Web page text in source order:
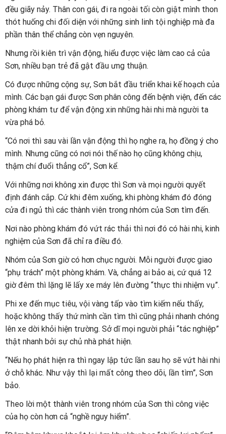
đều giãy nảy. Thân con gái, đi ra ngoài tối còn giật mình thon
thót huống chi đối diện với những sinh linh tội nghiệp mà đa
phần thân thể chẳng còn vẹn nguyên.
Nhưng rồi kiên trì vận động, hiểu được việc làm cao cả của
Sơn, nhiều bạn trẻ đã gật đầu ưng thuận.
Có được những cộng sự, Sơn bắt đầu triển khai kế hoạch của
mình. Các bạn gái được Sơn phân công đến bệnh viện, đến các
phòng khám tư để vận động xin những hài nhi mà người ta
vừa phá bỏ.
“Có nơi thì sau vài lần vận động thì họ nghe ra, họ đồng ý cho
mình. Nhưng cũng có nơi nói thế nào họ cũng không chịu,
thậm chí đuổi thẳng cổ”, Sơn kể.
Với những nơi không xin được thì Sơn và mọi người quyết
định đánh cắp. Cứ khi đêm xuống, khi phòng khám đó đóng
cửa đi ngủ thì các thành viên trong nhóm của Sơn tìm đến.
Nơi nào phòng khám đó vứt rác thải thì nơi đó có hài nhi, kinh
nghiệm của Sơn đã chỉ ra điều đó.
Nhóm của Sơn giờ có hơn chục người. Mỗi người được giao
“phụ trách” một phòng khám. Và, chẳng ai bảo ai, cứ quá 12
giờ đêm thì lặng lẽ lấy xe máy lên đường “thực thi nhiệm vụ”.
Phi xe đến mục tiêu, vội vàng tấp vào tìm kiếm nếu thấy,
hoặc không thấy thứ mình cần tìm thì cũng phải nhanh chóng
lên xe dời khỏi hiện trường. Sở dĩ mọi người phải “tác nghiệp”
thật nhanh bởi sự chủ nhà phát hiện.
“Nếu họ phát hiện ra thì ngay lập tức lần sau họ sẽ vứt hài nhi
ở chỗ khác. Như vậy thì lại mất công theo dõi, lần tìm”, Sơn
bảo.
Theo lời một thành viên trong nhóm của Sơn thì công việc
của họ còn hơn cả “nghề nguy hiểm”.